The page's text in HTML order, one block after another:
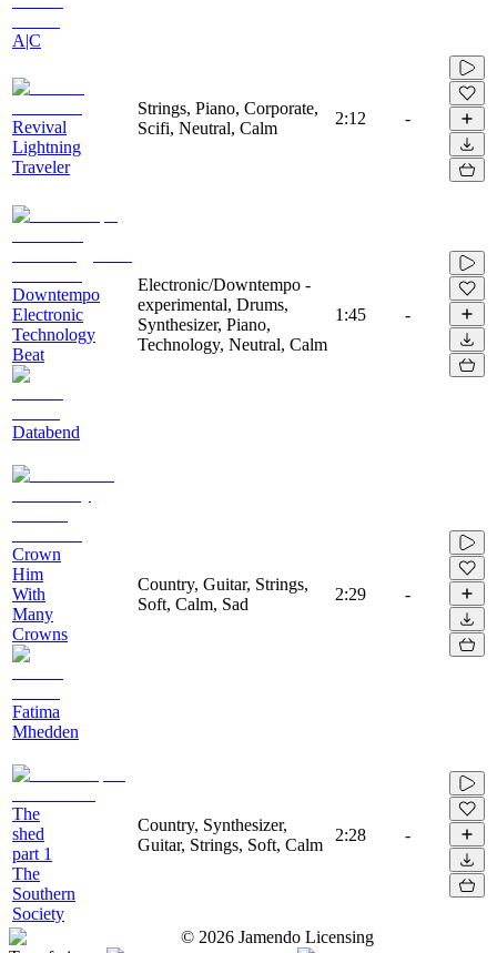
A|C
Revival
Lightning
Traveler
Strings, Piano, Corporate,
Scifi, Neutral, Calm
2:12 -
Downtempo
Electronic
Technology
Beat
Databend
Electronic/Downtempo -
experimental, Drums,
Synthesizer, Piano,
Technology, Neutral, Calm
1:45 -
Crown
Him
With
Many
Crowns
Fatima
Mhedden
Country, Guitar, Strings,
Soft, Calm, Sad
2:29 -
The
shed
part 1
The
Southern
Society
Country, Synthesizer,
Guitar, Strings, Soft, Calm
2:28 -
© 2026 Jamendo Licensing